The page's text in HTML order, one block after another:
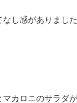
し感がありました
カロニのサラダ